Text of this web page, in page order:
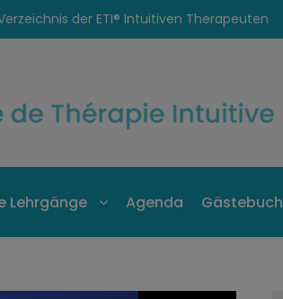
der ETI® Intuitiven Therapeuten
Lehrgänge Agenda Gästebuch